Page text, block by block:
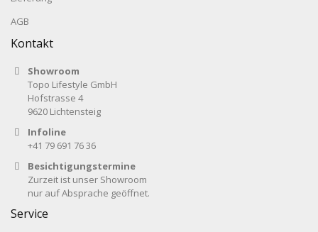
AGB
Kontakt
Showroom
Topo Lifestyle GmbH
Hofstrasse 4
9620 Lichtensteig
Infoline
+41 79 691 76 36
Besichtigungstermine
Zurzeit ist unser Showroom
nur auf Absprache geöffnet.
Service